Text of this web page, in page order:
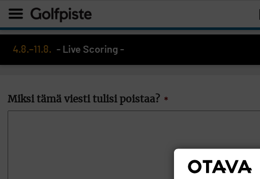
4.8.–11.8. - Live Scoring -
Miksi tämä viesti tulisi poistaa? *